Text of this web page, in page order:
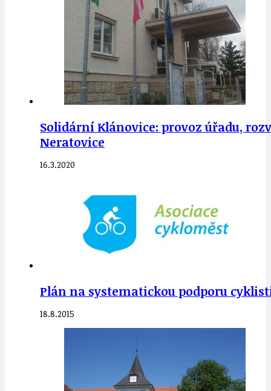
Solidární Klánovice: provoz úřadu,
Neratovice
16.3.2020
Plán na systematickou podporu
18.8.2015